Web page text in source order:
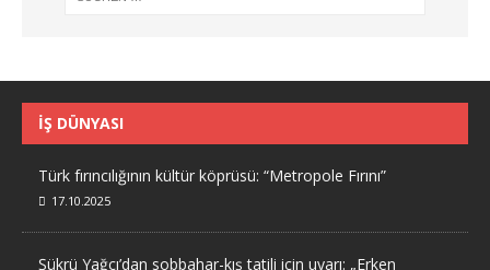
İŞ DÜNYASI
Türk fırıncılığının kültür köprüsü: “Metropole Fırını”
17.10.2025
Şükrü Yağcı’dan sobbahar-kış tatili için uyarı: „Erken